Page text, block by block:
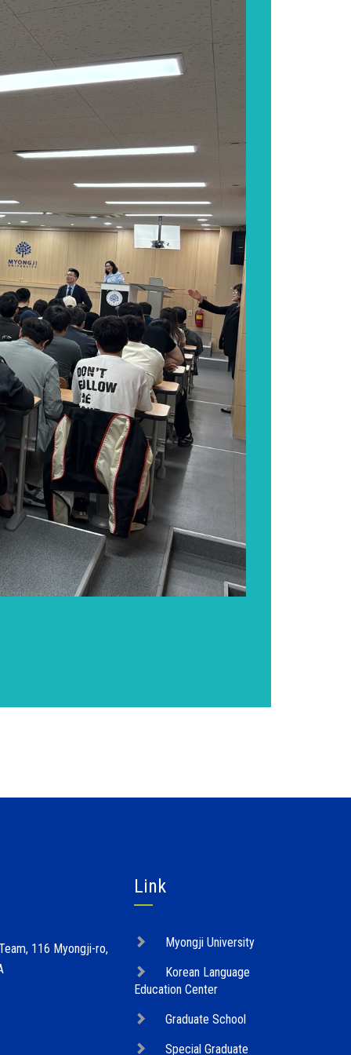
116 Myongji-ro,
Link
Myongji University
Korean Language
Education Center
Graduate School
Special Graduate